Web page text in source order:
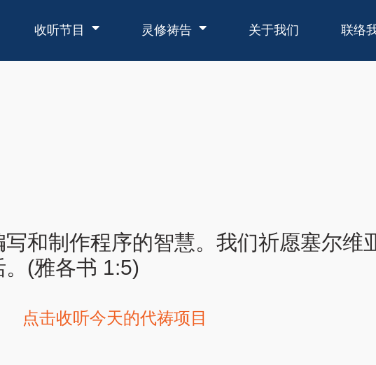
收听节目 灵修祷告 关于我们 联络
和制作程序的智慧。我们祈愿塞尔维
(雅各书 1:5)
点击收听今天的代祷项目